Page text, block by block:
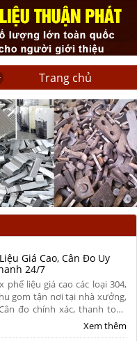
Trang chủ
Giá Cao, Cân Đo Uy
24/7
phế liệu giá cao các loại 304,
gom tận nơi tại nhà xưởng,
đo chính xác, thanh toán
hoa hồng cao cho người
Xem thêm